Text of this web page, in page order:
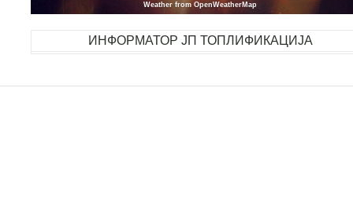
Weather from OpenWeatherMap
ИНФОРМАТОР ЈП ТОПЛИФИКАЦИЈА